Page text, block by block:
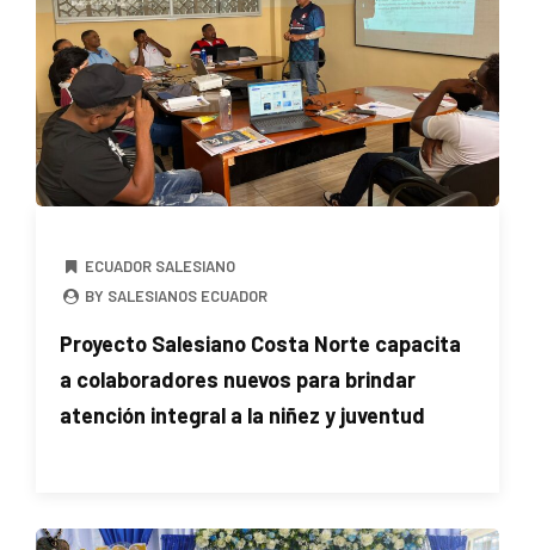
ECUADOR SALESIANO
BY SALESIANOS ECUADOR
Proyecto Salesiano Costa Norte capacita
a colaboradores nuevos para brindar
atención integral a la niñez y juventud